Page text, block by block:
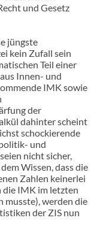
und Gesetz
jüngste
kein Zufall sein
Teil einer
Innen- und
IMK sowie
der
dahinter scheint
schockierende
und
nicht sicher,
Wissen, dass die
Zahlen keinerlei
IMK im letzten
musste), werden die
der ZIS nun